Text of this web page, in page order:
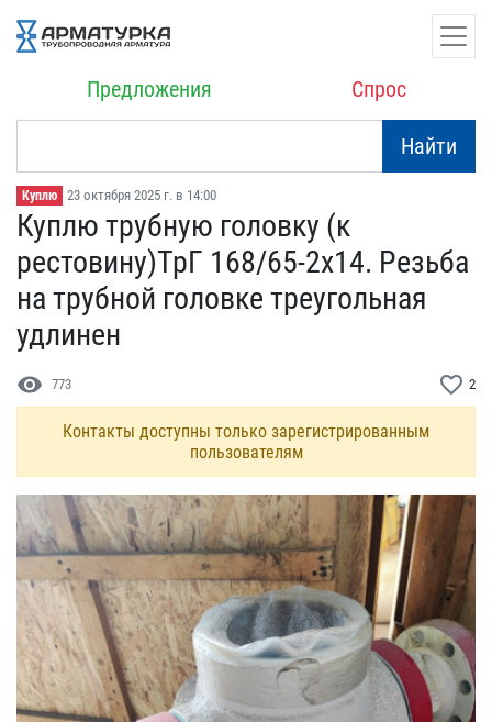
Предложения Спрос
Найти
Куплю 23 октября 2025 г. в 14:00
Куплю трубную головку (к​
рестовину)ТрГ 168/65-2х1​4. Резьба
на трубной гол​овке треугольная
удлинен
visibility 773 favorite_border 2
Контакты доступны только зарегистрированным
пользователям